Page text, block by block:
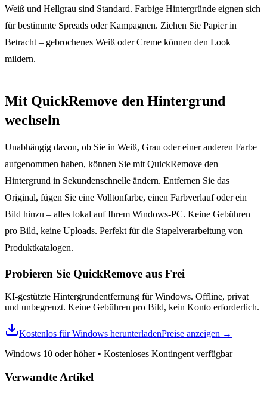
Weiß und Hellgrau sind Standard. Farbige Hintergründe eignen sich
für bestimmte Spreads oder Kampagnen. Ziehen Sie Papier in
Betracht – gebrochenes Weiß oder Creme können den Look
mildern.
Mit QuickRemove den Hintergrund
wechseln
Unabhängig davon, ob Sie in Weiß, Grau oder einer anderen Farbe
aufgenommen haben, können Sie mit QuickRemove den
Hintergrund in Sekundenschnelle ändern. Entfernen Sie das
Original, fügen Sie eine Volltonfarbe, einen Farbverlauf oder ein
Bild hinzu – alles lokal auf Ihrem Windows-PC. Keine Gebühren
pro Bild, keine Uploads. Perfekt für die Stapelverarbeitung von
Produktkatalogen.
Probieren Sie QuickRemove aus Frei
KI-gestützte Hintergrundentfernung für Windows. Offline, privat
und unbegrenzt. Keine Gebühren pro Bild, kein Konto erforderlich.
Kostenlos für Windows herunterladenPreise anzeigen →
Windows 10 oder höher• Kostenloses Kontingent verfügbar
Verwandte Artikel